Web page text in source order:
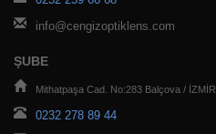
info@cengizoptiklens.com
ŞUBE
Mithatpaşa Cad. No:283 Balçova / İZMİR
0232 278 89 44